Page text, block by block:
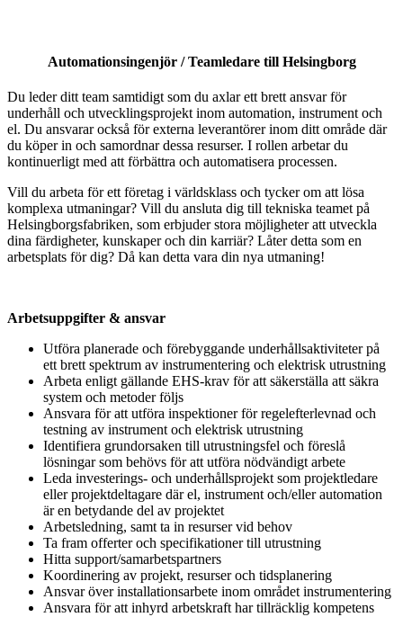
Automationsingenjör / Teamledare till Helsingborg
Du leder ditt team samtidigt som du axlar ett brett ansvar för
underhåll och utvecklingsprojekt inom automation, instrument och
el. Du ansvarar också för externa leverantörer inom ditt område där
du köper in och samordnar dessa resurser. I rollen arbetar du
kontinuerligt med att förbättra och automatisera processen.
Vill du arbeta för ett företag i världsklass och tycker om att lösa
komplexa utmaningar? Vill du ansluta dig till tekniska teamet på
Helsingborgsfabriken, som erbjuder stora möjligheter att utveckla
dina färdigheter, kunskaper och din karriär? Låter detta som en
arbetsplats för dig? Då kan detta vara din nya utmaning!
Arbetsuppgifter & ansvar
Utföra planerade och förebyggande underhållsaktiviteter på
ett brett spektrum av instrumentering och elektrisk utrustning
Arbeta enligt gällande EHS-krav för att säkerställa att säkra
system och metoder följs
Ansvara för att utföra inspektioner för regelefterlevnad och
testning av instrument och elektrisk utrustning
Identifiera grundorsaken till utrustningsfel och föreslå
lösningar som behövs för att utföra nödvändigt arbete
Leda investerings- och underhållsprojekt som projektledare
eller projektdeltagare där el, instrument och/eller automation
är en betydande del av projektet
Arbetsledning, samt ta in resurser vid behov
Ta fram offerter och specifikationer till utrustning
Hitta support/samarbetspartners
Koordinering av projekt, resurser och tidsplanering
Ansvar över installationsarbete inom området instrumentering
Ansvara för att inhyrd arbetskraft har tillräcklig kompetens